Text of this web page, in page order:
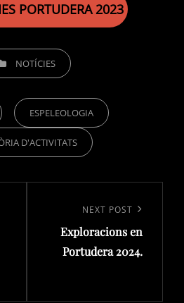
PORTUDERA 2023
NOTÍCIES
ESPELEOLOGIA
D'ACTIVITATS
Post
NEXT POST
Exploracions en
Portudera 2024.